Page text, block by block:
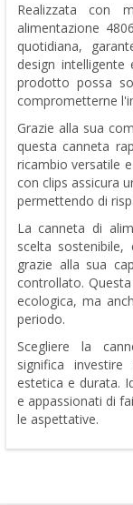
Realizzata con
alimentazione
quotidiana,
design
prodotto possa
comprometterne
Grazie alla sua
questa canneta
ricambio versatile
con clips assicura
permettendo di
La canneta di
scelta
grazie alla sua
controllato.
ecologica, ma
periodo.
Scegliere la
significa
estetica e durata.
e appassionati di
le aspettative.